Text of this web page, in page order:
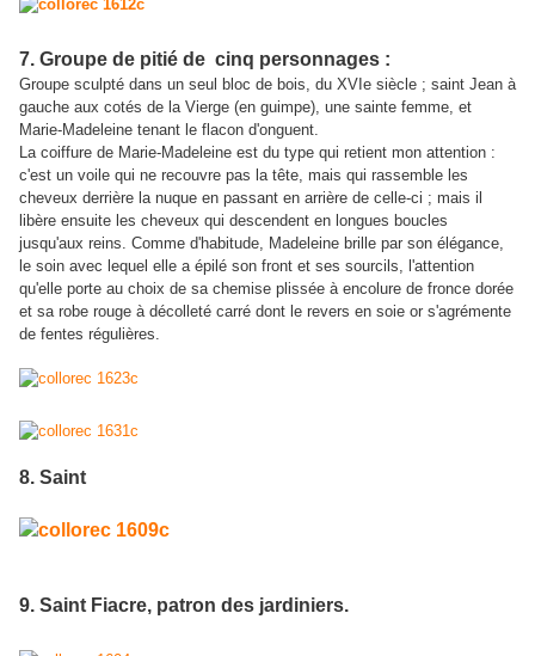
7. Groupe de pitié de cinq personnages :
Groupe sculpté dans un seul bloc de bois, du XVIe siècle ; saint Jean à
gauche aux cotés de la Vierge (en guimpe), une sainte femme, et
Marie-Madeleine tenant le flacon d'onguent.
La coiffure de Marie-Madeleine est du type qui retient mon attention :
c'est un voile qui ne recouvre pas la tête, mais qui rassemble les
cheveux derrière la nuque en passant en arrière de celle-ci ; mais il
libère ensuite les cheveux qui descendent en longues boucles
jusqu'aux reins. Comme d'habitude, Madeleine brille par son élégance,
le soin avec lequel elle a épilé son front et ses sourcils, l'attention
qu'elle porte au choix de sa chemise plissée à encolure de fronce dorée
et sa robe rouge à décolleté carré dont le revers en soie or s'agrémente
de fentes régulières.
8. Saint
9. Saint Fiacre, patron des jardiniers.